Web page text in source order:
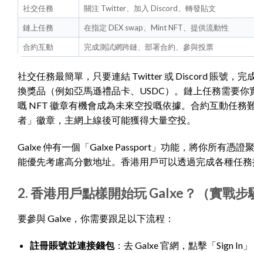
社交任務 關注 Twitter、加入 Discord、轉發貼文
鏈上任務 在指定 DEX swap、Mint NFT、提供流動性
合約互動 完成測試網跨鏈、部署合約、參與投票
社交任務最簡單，只要連結 Twitter 或 Discord 賬號，完
換獎品（例如亞馬遜禮品卡、USDC）。鏈上任務需要
嘅 NFT 徽章有機會成為未來空投嘅依據。合約互動任
者」徽章，主網上線後可能獲得大量空投。
Galxe 仲有一個「Galxe Passport」功能，將你所有憑
能優先考慮高分數地址。香港用戶可以透過完成各種任務
2. 香港用戶點樣開始玩 Galxe？（實戰步
要參與 Galxe，你需要跟足以下流程：
註冊賬號並連接錢包：去 Galxe 官網，點擊「Sign In